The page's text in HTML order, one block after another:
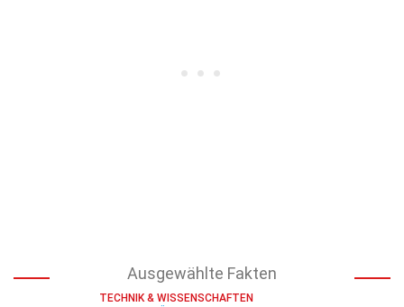
Ausgewählte Fakten
TECHNIK & WISSENSCHAFTEN